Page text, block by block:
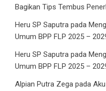
Bagikan Tips Tembus
Heru SP Saputra pada
Umum BPP FLP 2025 –
Heru SP Saputra pada
Umum BPP FLP 2025 –
Alpian Putra Zega pada